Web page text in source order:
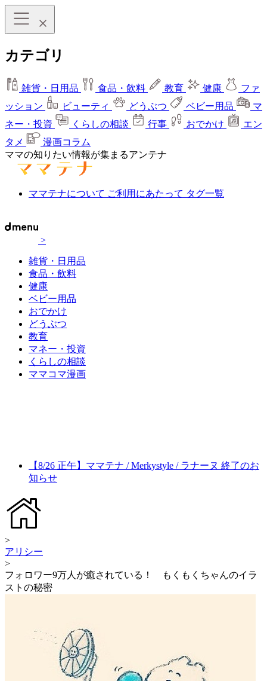
カテゴリ
雑貨・日用品 食品・飲料 教育 健康
ファ
ッション
ビューティ どうぶつ ベビー用品
マ
ネー・投資
くらしの相談 行事 おでかけ
エン
タメ
漫画コラム
ママの知りたい情報が集まるアンテナ
ママテナについて ご利用にあたって タグ一覧
>
雑貨・日用品
食品・飲料
健康
ベビー用品
おでかけ
どうぶつ
教育
マネー・投資
くらしの相談
ママコマ漫画
【8/26 正午】ママテナ / Merkystyle / ラナーヌ 終了のお
知らせ
>
アリシー
>
フォロワー9万人が癒されている！ もくもくちゃんのイラ
ストの秘密